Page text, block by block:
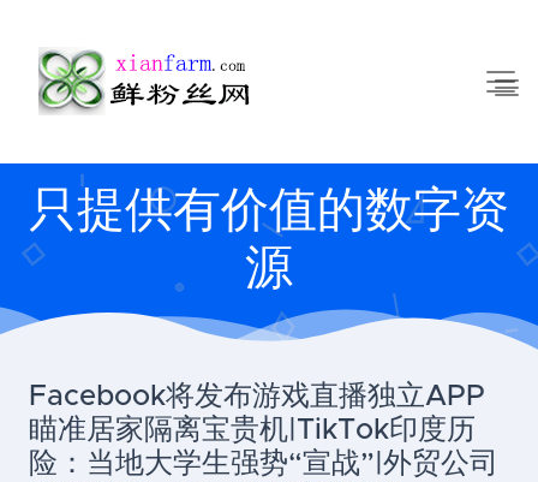
只提供有价值的数字资
源
Facebook将发布游戏直播独立APP
瞄准居家隔离宝贵机|TikTok印度历
险：当地大学生强势“宣战”|外贸公司